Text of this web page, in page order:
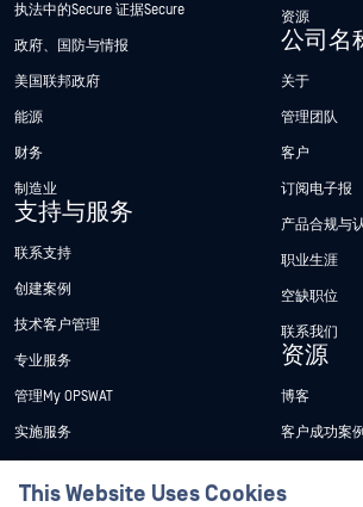
执法中的Secure 证据Secure
政府、国防与情报
美国联邦政府
能源
财务
制造业
支持与服务
联系支持
创建案例
技术客户管理
专业服务
管理My OPSWAT
实施服务
技术文档
资源
公司名
关于
管理团队
客户
订阅电子报
产品合规与
职业生涯
空缺职位
联系我们
资源
博客
客户成功案例
新闻报道
This Website Uses Cookies